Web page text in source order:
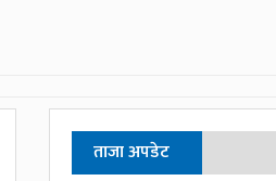
ताजा अपडेट